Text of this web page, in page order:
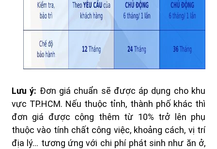
Lưu ý: Đơn giá chuẩn sẽ được áp dụng cho khu
vực TP.HCM. Nếu thuộc tỉnh, thành phố khác thì
đơn giá được cộng thêm từ 10% trở lên phụ
thuộc vào tính chất công việc, khoảng cách, vị trí
địa lý… tương ứng với chi phí phát sinh như ăn ở,